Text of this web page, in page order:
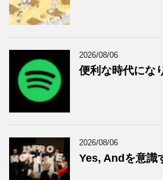
2026/08/06
便利な時代にな
2026/08/06
Yes, Andを意識